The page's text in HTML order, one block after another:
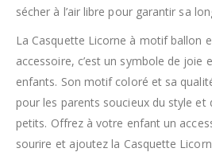
sécher à l’air libre pour garantir sa
La Casquette Licorne à motif ballon
accessoire, c’est un symbole de joie
enfants. Son motif coloré et sa
pour les parents soucieux du style et
petits. Offrez à votre enfant un
sourire et ajoutez la Casquette